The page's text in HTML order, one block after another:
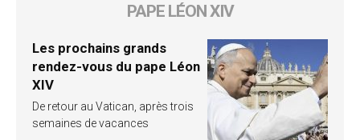
PAPE LÉON XIV
Les prochains grands
rendez-vous du pape Léon
XIV
De retour au Vatican, après trois
semaines de vacances